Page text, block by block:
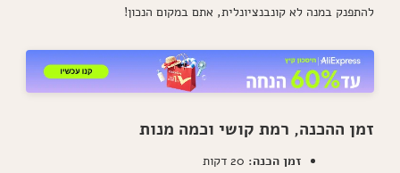
להתפנק במנה לא קונבנציונלית, אתם במקום הנכון!
זמן ההכנה, רמת קושי וכמה מנות
זמן הכנה: